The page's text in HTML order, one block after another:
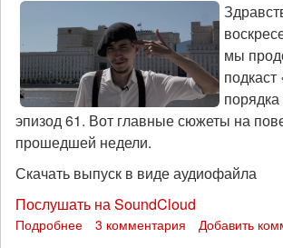
мы
эпизод 61. Вот главные сюжеты на
прошедшей недели.
Скачать выпуск в виде аудиофайла
Послушать на SoundCloud
Подробнее 3 комментария Добавить